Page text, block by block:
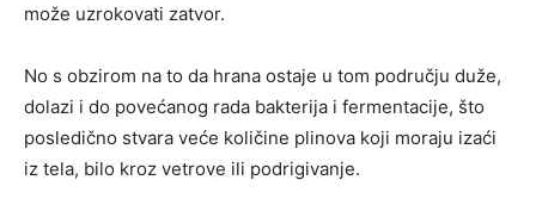
može uzrokovati zatvor.
No s obzirom na to da hrana ostaje u tom području duže,
dolazi i do povećanog rada bakterija i fermentacije, što
posledično stvara veće količine plinova koji moraju izaći
iz tela, bilo kroz vetrove ili podrigivanje.